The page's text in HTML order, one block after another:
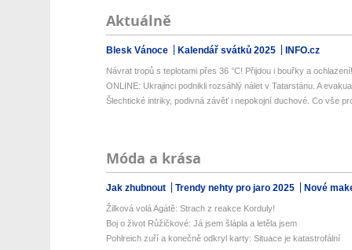
Aktuálně
Blesk Vánoce Kalendář svátků 2025 INFO.cz
Návrat tropů s teplotami přes 36 °C! Přijdou i bouřky a
ONLINE: Ukrajinci podnikli rozsáhlý nálet v Tatarstánu. A
Šlechtické intriky, podivná závěť i nepokojní duchové. Co vše
Móda a krása
Jak zhubnout Trendy nehty pro jaro 2025 Nové
Žilková volá Agátě: Strach z reakce Korduly!
Boj o život Růžičkové: Já jsem šlápla a letěla jsem
Pohlreich zuří a konečně odkryl karty: Situace je katastrofální